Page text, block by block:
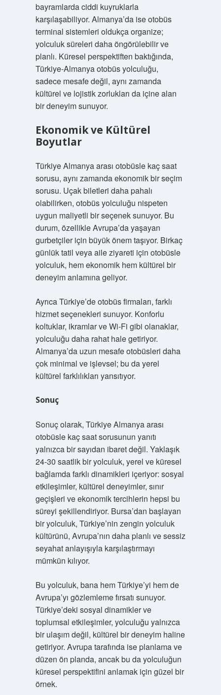
bayramlarda ciddi kuyruklarla
karşılaşabiliyor. Almanya’da ise otobüs
terminal sistemleri oldukça organize;
yolculuk süreleri daha öngörülebilir ve
planlı. Küresel perspektiften baktığında,
Türkiye-Almanya otobüs yolculuğu,
sadece mesafe değil, aynı zamanda
kültürel ve lojistik zorlukları da içine alan
bir deneyim sunuyor.
Ekonomik ve Kültürel
Boyutlar
Türkiye Almanya arası otobüsle kaç saat
sorusu, aynı zamanda ekonomik bir seçim
sorusu. Uçak biletleri daha pahalı
olabilirken, otobüs yolculuğu nispeten
uygun maliyetli bir seçenek sunuyor. Bu
durum, özellikle Avrupa’da yaşayan
gurbetçiler için büyük önem taşıyor. Birkaç
günlük tatil veya aile ziyareti için otobüsle
yolculuk, hem ekonomik hem kültürel bir
deneyim anlamına geliyor.
Ayrıca Türkiye’de otobüs firmaları, farklı
hizmet seçenekleri sunuyor. Konforlu
koltuklar, ikramlar ve Wi-Fi gibi olanaklar,
yolculuğu daha rahat hale getiriyor.
Almanya’da uzun mesafe otobüsleri daha
çok minimal ve işlevsel; bu da yerel
kültürel farklılıkları yansıtıyor.
Sonuç
Sonuç olarak, Türkiye Almanya arası
otobüsle kaç saat sorusunun yanıtı
yalnızca bir sayıdan ibaret değil. Yaklaşık
24-30 saatlik bir yolculuk, yerel ve küresel
bağlamda farklı dinamikleri içeriyor: sosyal
etkileşimler, kültürel deneyimler, sınır
geçişleri ve ekonomik tercihlerin hepsi bu
süreyi şekillendiriyor. Bursa’dan başlayan
bir yolculuk, Türkiye’nin zengin yolculuk
kültürünü, Avrupa’nın daha planlı ve sessiz
seyahat anlayışıyla karşılaştırmayı
mümkün kılıyor.
Bu yolculuk, bana hem Türkiye’yi hem de
Avrupa’yı gözlemleme fırsatı sunuyor.
Türkiye’deki sosyal dinamikler ve
toplumsal etkileşimler, yolculuğu yalnızca
bir ulaşım değil, kültürel bir deneyim haline
getiriyor. Avrupa tarafında ise planlama ve
düzen ön planda, ancak bu da yolculuğun
küresel perspektifini anlamak için güzel bir
örnek.